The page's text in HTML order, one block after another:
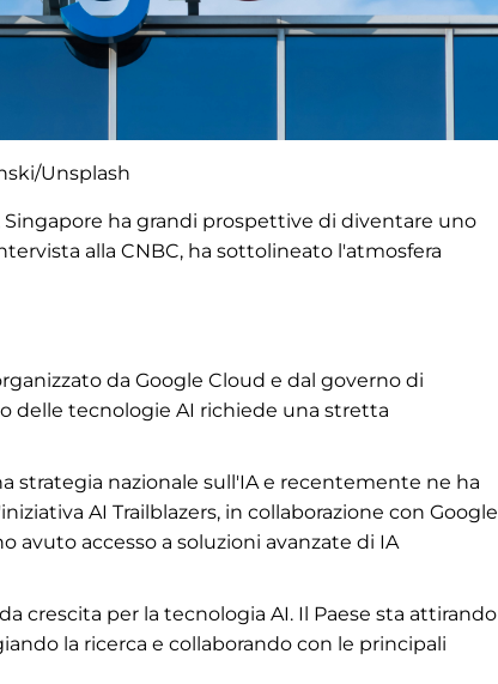
Unsplash
ha grandi prospettive di diventare uno
alla CNBC, ha sottolineato l'atmosfera
da Google Cloud e dal governo di
delle tecnologie AI richiede una stretta
strategia nazionale sull'IA e recentemente ne ha
AI Trailblazers, in collaborazione con Google
avuto accesso a soluzioni avanzate di IA
crescita per la tecnologia AI. Il Paese sta attirando
la ricerca e collaborando con le principali